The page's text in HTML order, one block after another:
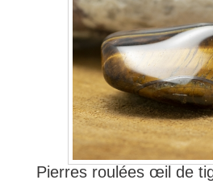
Pierres roulées œil de